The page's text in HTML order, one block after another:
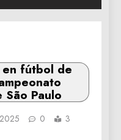
fútbol de
São Paulo
0
3